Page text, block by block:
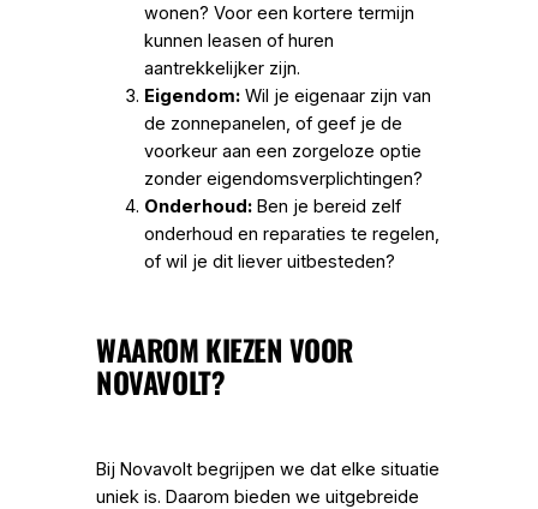
wonen? Voor een kortere termijn
kunnen leasen of huren
aantrekkelijker zijn.
Eigendom: Wil je eigenaar zijn van
de zonnepanelen, of geef je de
voorkeur aan een zorgeloze optie
zonder eigendomsverplichtingen?
Onderhoud: Ben je bereid zelf
onderhoud en reparaties te regelen,
of wil je dit liever uitbesteden?
WAAROM KIEZEN VOOR
NOVAVOLT?
Bij Novavolt begrijpen we dat elke situatie
uniek is. Daarom bieden we uitgebreide